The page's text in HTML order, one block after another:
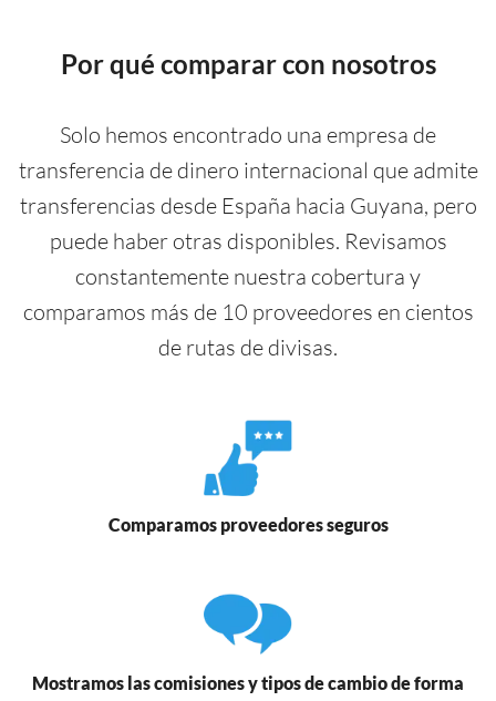
Por qué comparar con nosotros
Solo hemos encontrado una empresa de
transferencia de dinero internacional que admite
transferencias desde España hacia Guyana, pero
puede haber otras disponibles. Revisamos
constantemente nuestra cobertura y
comparamos más de 10 proveedores en cientos
de rutas de divisas.
Comparamos proveedores seguros
Mostramos las comisiones y tipos de cambio de forma